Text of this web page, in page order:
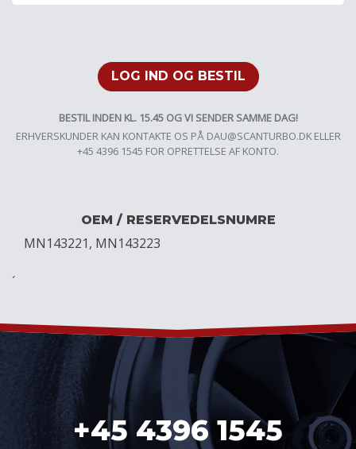
LOG IND OG BESTIL
BESTIL INDEN KL. 15.45 OG VI SENDER SAMME DAG!
ERHVERSKUNDER KAN KONTAKTE OS PÅ DAU@SCANTURBO.DKELLER
+45 4396 1545 FOR OPRETTELSE AF KONTO.
OEM / RESERVEDELSNUMRE
MN143221, MN143223
´
+45 4396 1545